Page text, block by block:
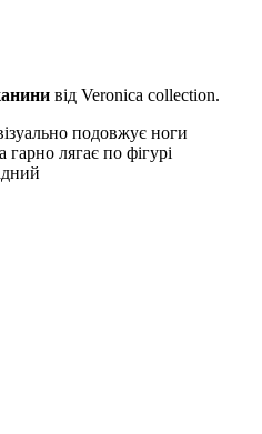
від Veronica collection.
подовжує ноги
лягає по фігурі